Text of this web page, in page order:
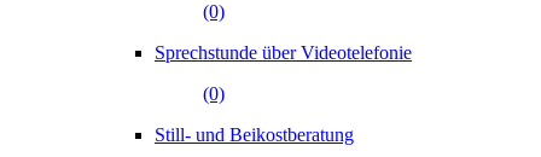
(0)
Sprechstunde über Videotelefonie
(0)
Still- und Beikostberatung